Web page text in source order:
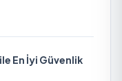
En İyi Güvenlik